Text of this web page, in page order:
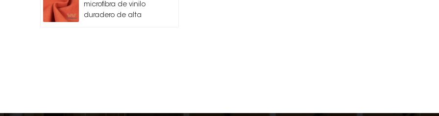
microfibra de vinilo
duradero de alta